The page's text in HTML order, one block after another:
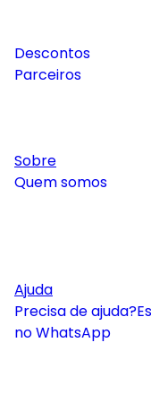
Descontos
Parceiros
Sobre
Quem somos
Ajuda
Precisa de ajuda?
no WhatsApp